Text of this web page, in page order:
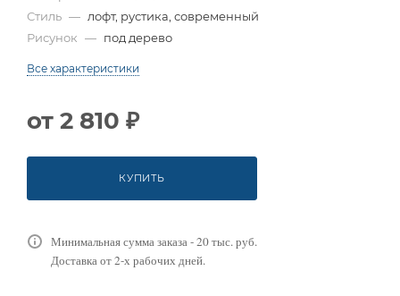
Стиль — лофт, рустика, современный
Рисунок — под дерево
Все характеристики
от 2 810 ₽
КУПИТЬ
Минимальная сумма заказа - 20 тыс. руб.
Доставка от 2-х рабочих дней.